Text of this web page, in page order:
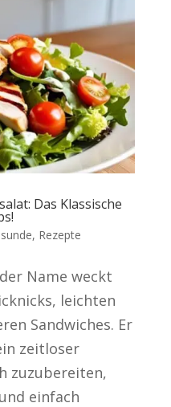
Das Klassische
, Rezepte
Name weckt
leichten
Sandwiches. Er
zeitloser
zuzubereiten,
einfach